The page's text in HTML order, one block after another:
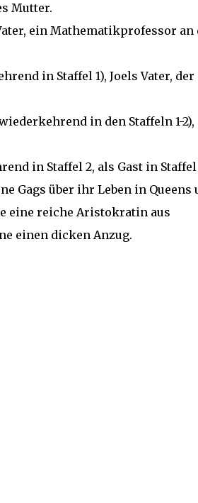
Mutter.
ein Mathematikprofessor an
in Staffel 1), Joels Vater, der
in den Staffeln 1-2),
in Staffel 2, als Gast in Staffel
Gags über ihr Leben in Queens
eine reiche Aristokratin aus
einen dicken Anzug.